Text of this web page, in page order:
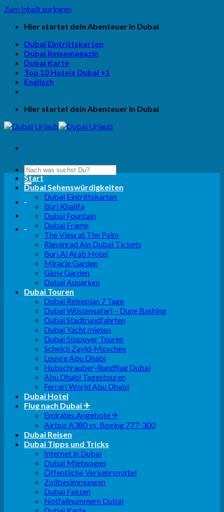
Zum Inhalt springen
Hier startet dein Abenteuer in Dubai
Dubai Eintrittskarten
Dubai Reisemagazin
Dubai Karte
Top 10 Hotels Dubai +1
Englisch
Hier startet dein Abenteuer in Dubai
-
-
Start
Dubai Sehenswürdigkeiten
Dubai Eintrittskarten
Burj Khalifa
Dubai Fountain
Dubai Frame
The View at The Palm
Riesenrad Ain Dubai Tickets
Burj Al Arab Hotel
Miracle Garden
Glow Garden
Dubai Aquarium
Dubai Touren
Dubai Reiseplan 7 Tage
Dubai Wüstensafari – Dune Bashing
Dubai Stadtrundfahrten
Dubai Yacht mieten
Dubai Stopover Touren
Scheich Zayid-Moschee
Louvre Abu Dhabi
Hubschrauber-Rundflug Dubai
Abu Dhabi Tagestouren
Ferrari World Abu Dhabi
Dubai Hotel
Flug nach Dubai ✈
Emirates Angebote ✈
Airbus A380 vs. Boeing 777-300
Dubai Reisen
Dubai Tipps und Tricks
Internet in Dubai
Dubai Mietwagen
Öffentliche Verkehrsmittel
Zollbesimmungen
Dubai Fakten
Notfallnummern Dubai